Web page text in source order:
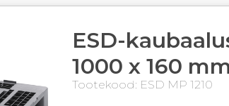
ESD-
1000 x 160
Tootekood: ESD MP 1210